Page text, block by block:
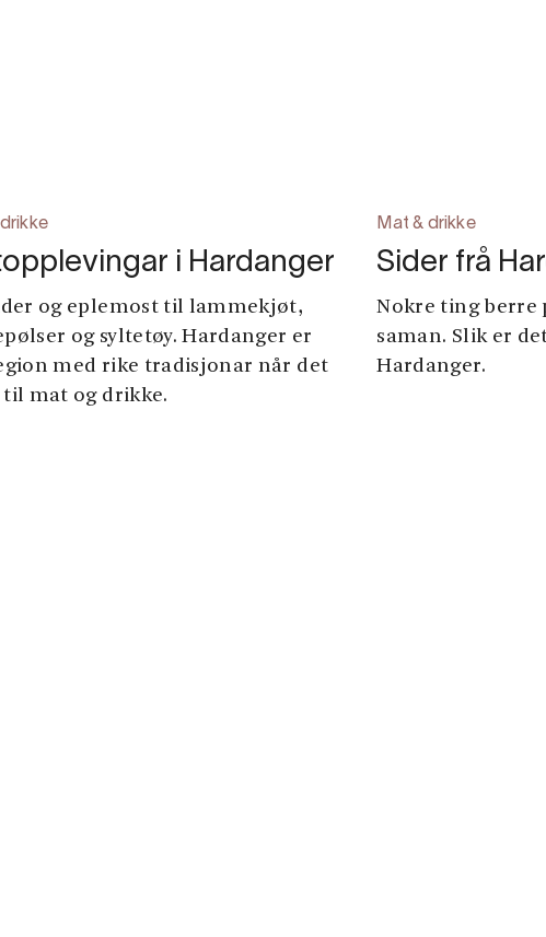
i Hardanger
og eplemost til lammekjøt,
og syltetøy. Hardanger er
med rike tradisjonar når det
mat og drikke.
Mat & drikke
Sider frå
Nokre ting berre
saman. Slik er
Hardanger.